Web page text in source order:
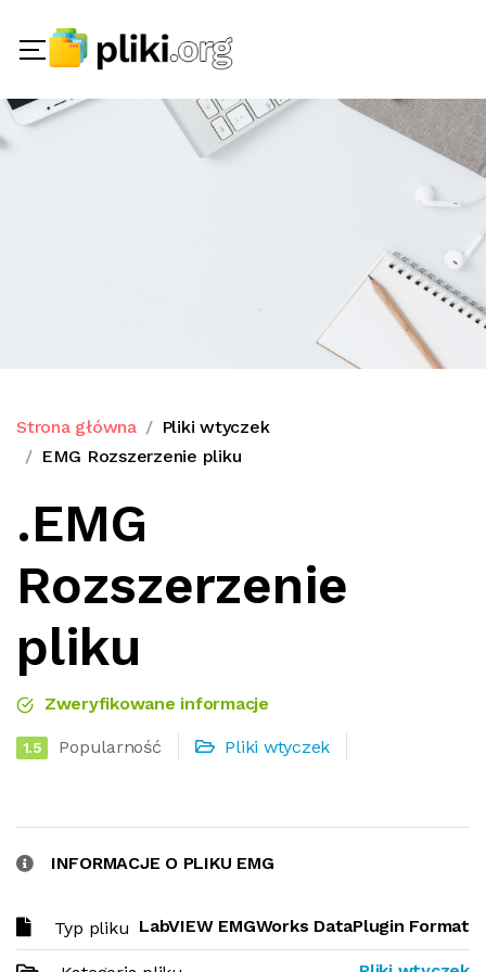
Strona główna
Pliki wtyczek
EMG Rozszerzenie pliku
.EMG
Rozszerzenie
pliku
Zweryfikowane informacje
1.5 Popularność Pliki wtyczek
INFORMACJE O PLIKU EMG
Typ pliku LabVIEW EMGWorks DataPlugin Format